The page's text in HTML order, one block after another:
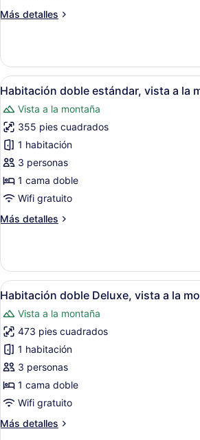
camas
al
mar
Más detalles
Más
estándar
con
2
individuales,
vista
al
mar
Abrir
todas
las
fotos
de
Habitación
doble
estándar,
a
7
Habitación doble estándar, vista a la
Vista a la montaña
355 pies cuadrados
1 habitación
3 personas
1 cama doble
Wifi gratuito
Más detalles
Más
doble
estándar,
vista
la
montaña
Abrir
todas
las
fotos
de
Habitación
doble
Deluxe,
a
7
Habitación doble Deluxe, vista a la
Vista a la montaña
473 pies cuadrados
1 habitación
3 personas
1 cama doble
Wifi gratuito
Más detalles
Más